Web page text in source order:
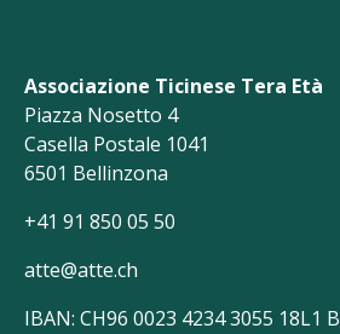
Associazione Ticinese Tera Età
Piazza Nosetto 4
Casella Postale 1041
6501 Bellinzona
+41 91 850 05 50
atte@atte.ch
IBAN: CH96 0023 4234 3055 18L1 B